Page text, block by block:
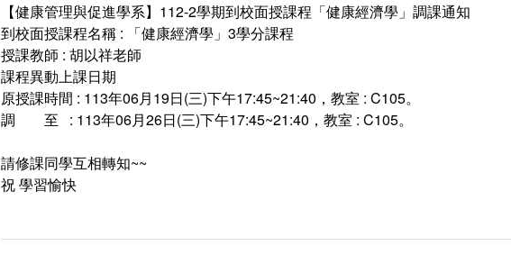
【健康管理與促進學系】112-2學期到校面授課程「健康經濟學」調課通知
到校面授課程名稱 : 「健康經濟學」3學分課程
授課教師 : 胡以祥老師
課程異動上課日期
原授課時間 : 113年06月19日(三)下午17:45~21:40，教室 : C105。
調 至 : 113年06月26日(三)下午17:45~21:40，教室 : C105。
請修課同學互相轉知~~
祝 學習愉快